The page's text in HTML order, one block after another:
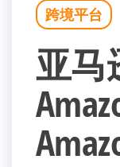
跨境平台
亚马